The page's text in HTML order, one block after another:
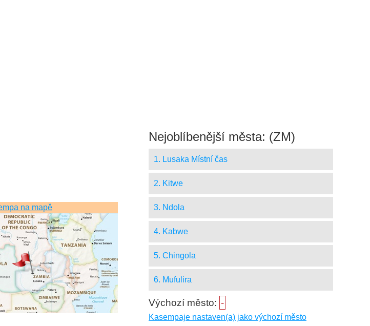
na mapě
Nejoblíbenější města: (ZM)
1. Lusaka Místní čas
2. Kitwe
3. Ndola
4. Kabwe
5. Chingola
6. Mufulira
Výchozí město: -
Kasempaje nastaven(a) jako výchozí město